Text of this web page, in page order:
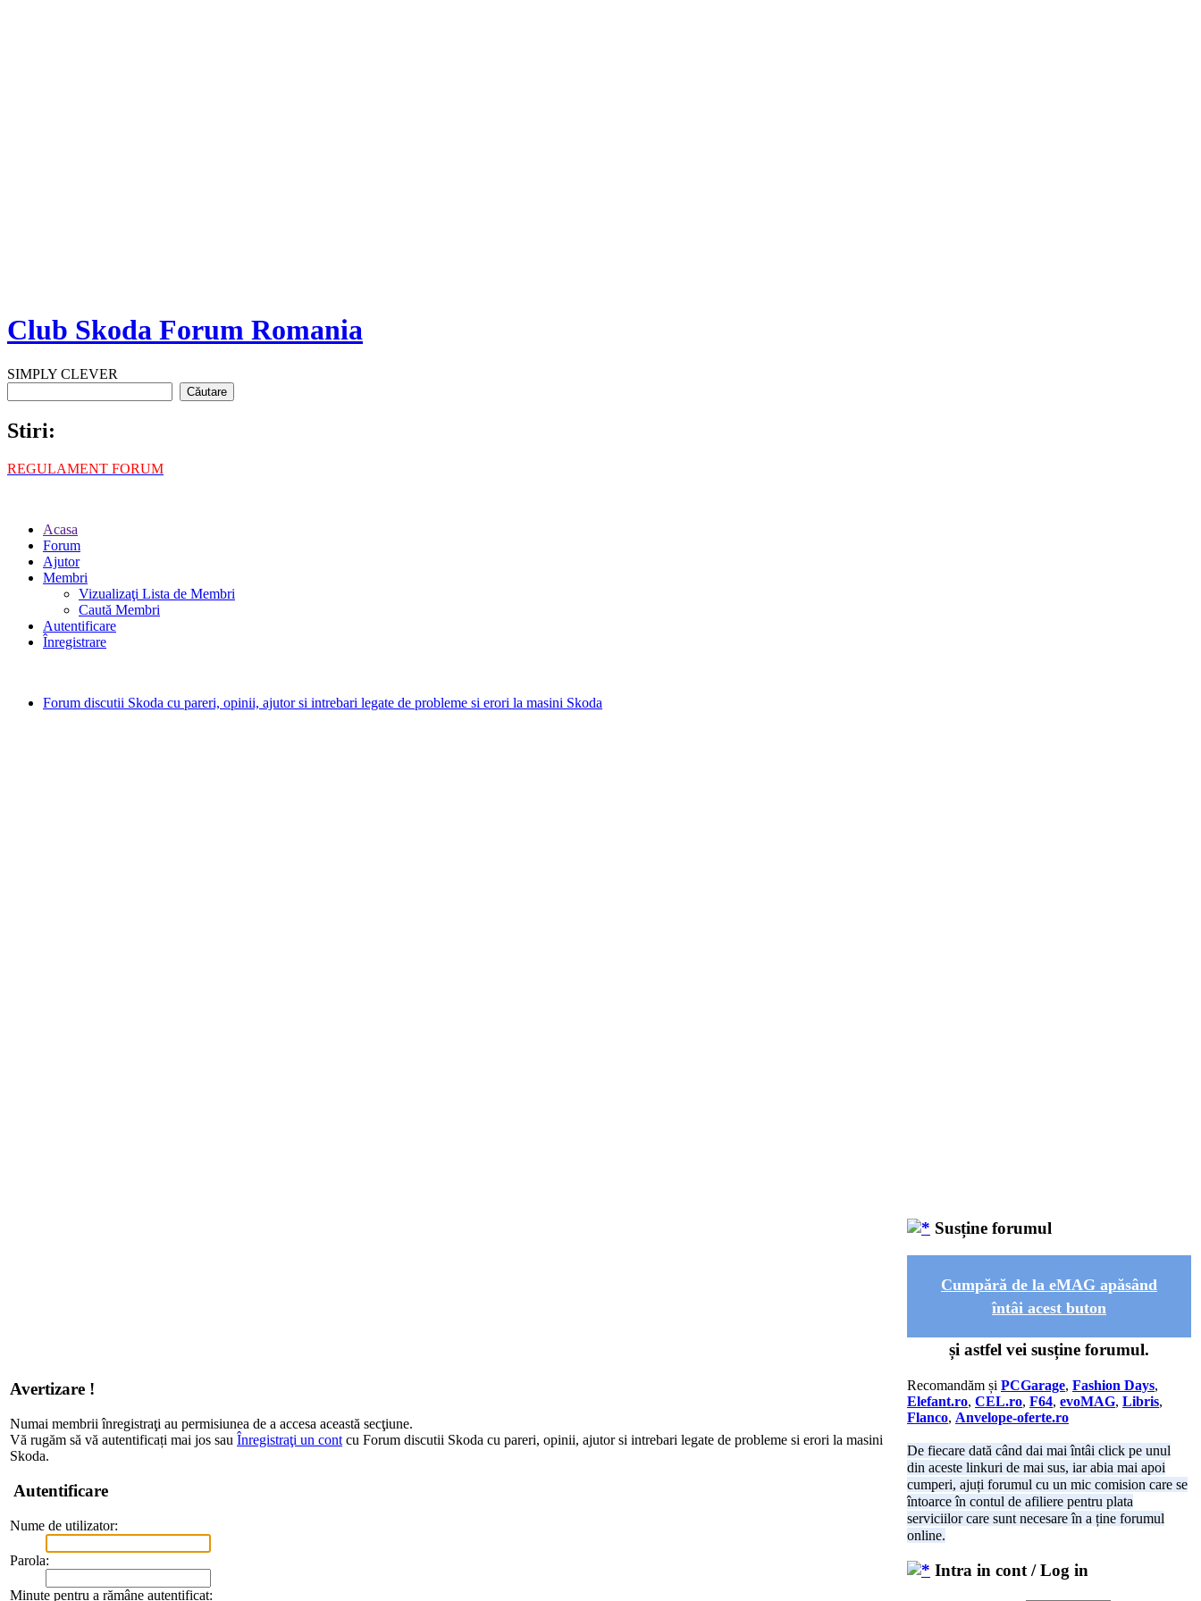
Club Skoda Forum Romania
SIMPLY CLEVER
Stiri:
REGULAMENT FORUM
Acasa
Forum
Ajutor
Membri
Vizualizaţi Lista de Membri
Caută Membri
Autentificare
Înregistrare
Forum discutii Skoda cu pareri, opinii, ajutor si intrebari legate de probleme si erori la masini Skoda
Avertizare !
Numai membrii înregistraţi au permisiunea de a accesa această secţiune.
Vă rugăm să vă autentificați mai jos sau Înregistraţi un cont cu Forum discutii Skoda cu pareri, opinii, ajutor si intrebari legate de probleme si erori la masini
Skoda.
Autentificare
Nume de utilizator:
Parola:
Minute pentru a rămâne autentificat:
Susține forumul
Cumpără de la eMAG apăsând
întâi acest buton
și astfel vei susține forumul.
Recomandăm și PCGarage, Fashion Days,
Elefant.ro, CEL.ro, F64, evoMAG, Libris,
Flanco, Anvelope-oferte.ro
De fiecare dată când dai mai întâi click pe unul
din aceste linkuri de mai sus, iar abia mai apoi
cumperi, ajuți forumul cu un mic comision care se
întoarce în contul de afiliere pentru plata
serviciilor care sunt necesare în a ține forumul
online.
Intra in cont / Log in